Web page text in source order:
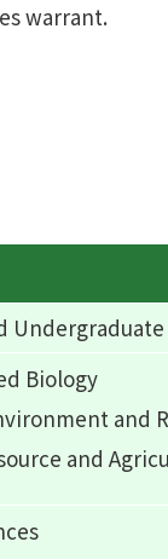
warrant.
Biology
and
and